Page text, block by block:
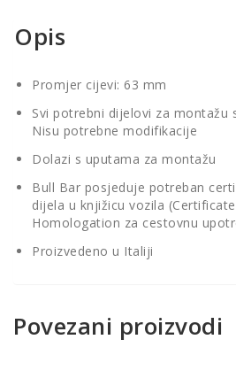
Opis
Promjer cijevi: 63 mm
Svi potrebni dijelovi za montažu
Nisu potrebne modifikacije
Dolazi s uputama za montažu
Bull Bar posjeduje potreban
dijela u knjižicu vozila
Homologation za cestovnu
Proizvedeno u Italiji
Povezani proizvodi